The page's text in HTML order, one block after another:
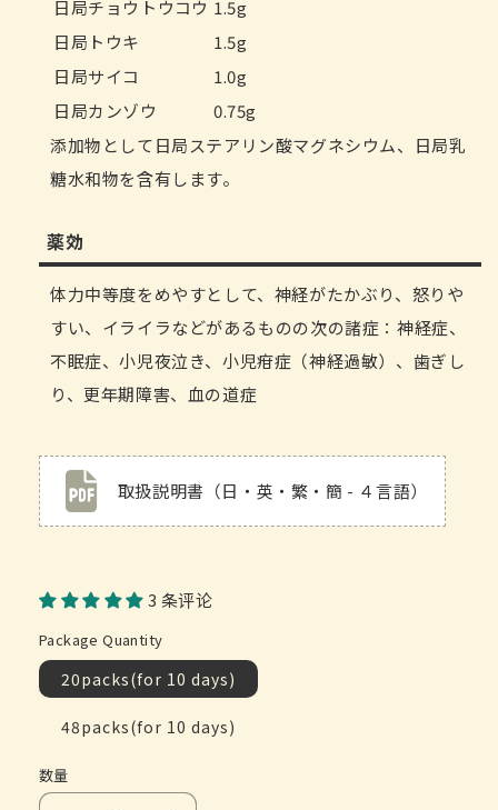
日局チョウトウコウ 1.5g
日局トウキ
1.5g
日局サイコ
1.0g
日局カンゾウ
0.75g
添加物として日局ステアリン酸マグネシウム、日局乳
糖水和物を含有します。
薬効
体力中等度をめやすとして、神経がたかぶり、怒りや
すい、イライラなどがあるものの次の諸症：神経症、
不眠症、小児夜泣き、小児疳症（神経過敏）、歯ぎし
り、更年期障害、血の道症
取扱説明書（日・英・繁・簡 - ４言語）
3 条评论
Package Quantity
20packs(for 10 days)
48packs(for 10 days)
数量